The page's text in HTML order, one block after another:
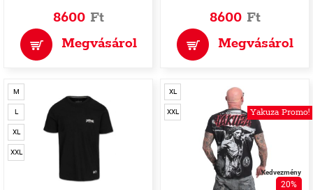
8600 Ft
Megvásárol
8600 Ft
Megvásárol
M
L
XL
XXL
Yakuza Promo!
XL
XXL
Kedvezmény
20%